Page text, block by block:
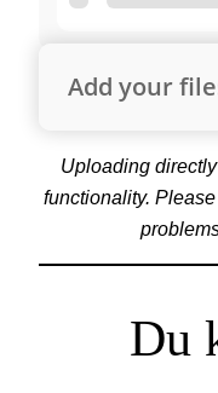
Add your
Uploading
functionality.
Du